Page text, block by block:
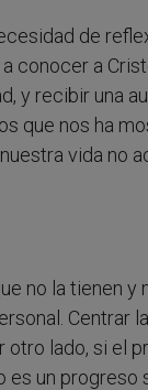
de
conocer a
y recibir una
que nos ha
vida no
no la tienen y
Centrar
otro lado, si el
un progreso